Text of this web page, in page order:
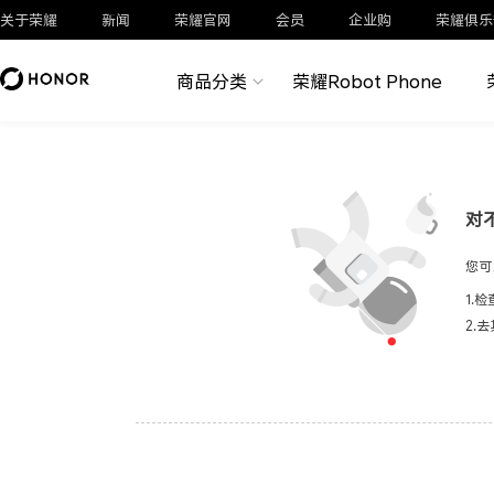
关于荣耀 新闻 荣耀官网 会员 企业购 荣耀俱
商品分类 荣耀Robot Phone
对
您
1.检
2.去